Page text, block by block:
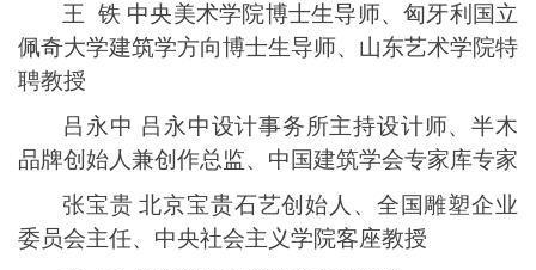
王 铁 中央美术学院博士生导师、匈牙利国立
佩奇大学建筑学方向博士生导师、山东艺术学院特
聘教授
吕永中 吕永中设计事务所主持设计师、半木
品牌创始人兼创作总监、中国建筑学会专家库专家
张宝贵 北京宝贵石艺创始人、全国雕塑企业
委员会主任、中央社会主义学院客座教授